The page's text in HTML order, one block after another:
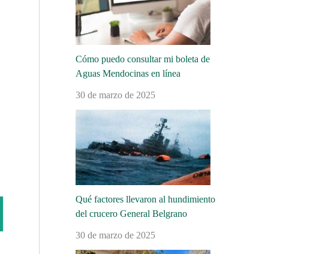
Cómo puedo consultar mi boleta de
Aguas Mendocinas en línea
30 de marzo de 2025
Qué factores llevaron al hundimiento
del crucero General Belgrano
30 de marzo de 2025